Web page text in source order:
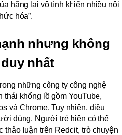
hãng lại vô tình khiến nhiều nội
hóa”.
nhưng không
nhất
những công ty công nghệ
thái khổng lồ gồm YouTube,
và Chrome. Tuy nhiên, điều
dùng. Người trẻ hiện có thể
thảo luận trên Reddit, trò chuyện